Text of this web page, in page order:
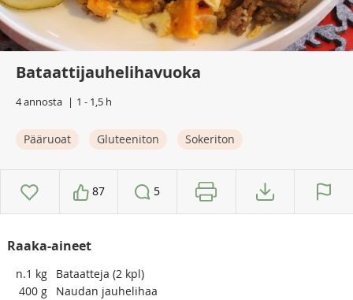
Bataattijauhelihavuoka
4 annosta 1 - 1,5 h
Pääruoat Gluteeniton Sokeriton
87 5
Raaka-aineet
n.1 kg
Bataatteja (2 kpl)
400 g
Naudan jauhelihaa